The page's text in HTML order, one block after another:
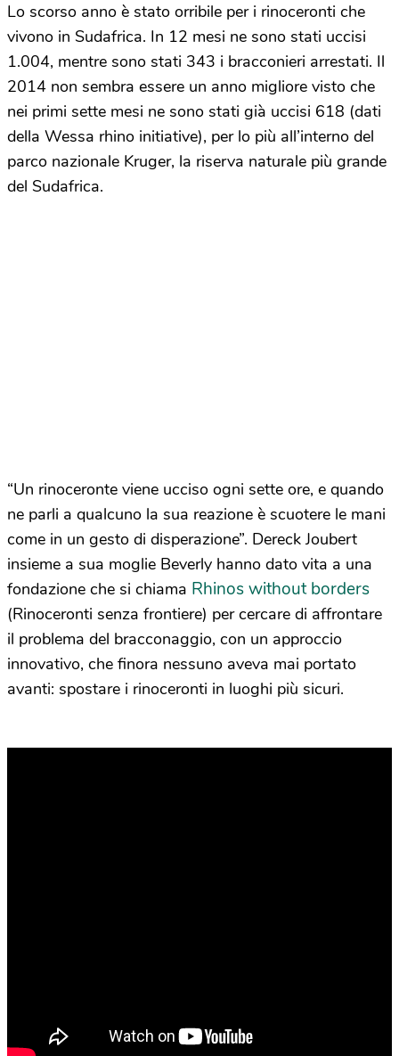
Lo scorso anno è stato orribile per i rinoceronti che
vivono in Sudafrica. In 12 mesi ne sono stati uccisi
1.004, mentre sono stati 343 i bracconieri arrestati. Il
2014 non sembra essere un anno migliore visto che
nei primi sette mesi ne sono stati già uccisi 618 (dati
della Wessa rhino initiative), per lo più all’interno del
parco nazionale Kruger, la riserva naturale più grande
del Sudafrica.
“Un rinoceronte viene ucciso ogni sette ore, e quando
ne parli a qualcuno la sua reazione è scuotere le mani
come in un gesto di disperazione”. Dereck Joubert
insieme a sua moglie Beverly hanno dato vita a una
fondazione che si chiama Rhinos without borders
(Rinoceronti senza frontiere) per cercare di affrontare
il problema del bracconaggio, con un approccio
innovativo, che finora nessuno aveva mai portato
avanti: spostare i rinoceronti in luoghi più sicuri.